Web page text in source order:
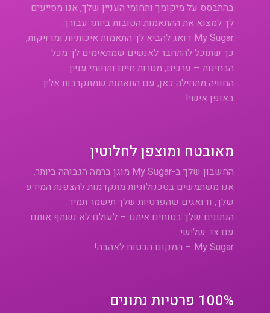
בהתבסס על מיקומך ותחומי העניין שלך, אנו מסייעים
לך למצוא את ההתאמות הטובות ביותר עבורך.
My Sugar דואג להביא לך התאמות איכותיות ומדויקות,
כך שתוכל להתחבר לאנשים שמתאימים לך מכל
הבחינות – ערכים, מטרות חיים ותחומי עניין.
החוויה מתחילה כאן, עם התאמות שמתקרבות אליך
באופן אישי!
מאובטח ומוצפן לחלוטין
החשבון שלך ב-My Sugar מוגן ברמה הגבוהה ביותר.
אנו משתמשים בטכנולוגיות מתקדמות להצפנת המידע
שלך, ודואגים שהפרטיות שלך תישמר תמיד.
הנתונים שלך בטוחים איתנו – לעולם לא נשתף אותם
עם צד שלישי.
My Sugar – המקום הבטוח לאהבה!
100% פרטיות נתונים